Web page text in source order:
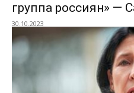
группа россиян» —
30.10.2023